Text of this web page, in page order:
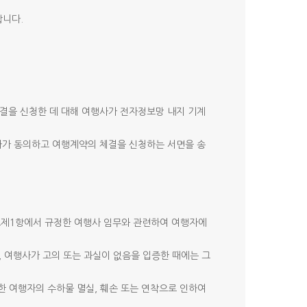
다.
신청한 데 대해 여행사가 전자정보망 내지 기계
동의하고 여행계약의 체결을 신청하는 서면을 송
1항에서 규정한 여행사 임무와 관련하여 여행자에
행사가 고의 또는 과실이 없음을 입증한 때에는 그
여행자의 수하물 멸실, 훼손 또는 연착으로 인하여